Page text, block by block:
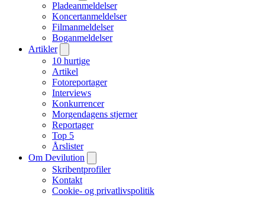
Pladeanmeldelser
Koncertanmeldelser
Filmanmeldelser
Boganmeldelser
Artikler
10 hurtige
Artikel
Fotoreportager
Interviews
Konkurrencer
Morgendagens stjerner
Reportager
Top 5
Årslister
Om Devilution
Skribentprofiler
Kontakt
Cookie- og privatlivspolitik